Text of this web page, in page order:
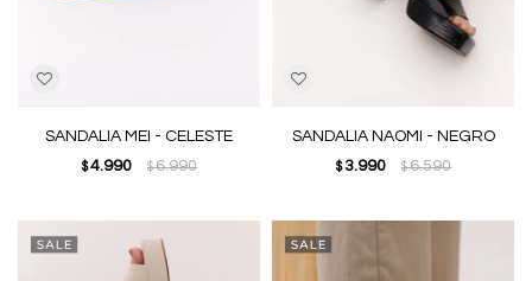
SANDALIA MEI - CELESTE
$ 4.990 $6.990
SANDALIA NAOMI - NEGRO
$ 3.990 $6.590